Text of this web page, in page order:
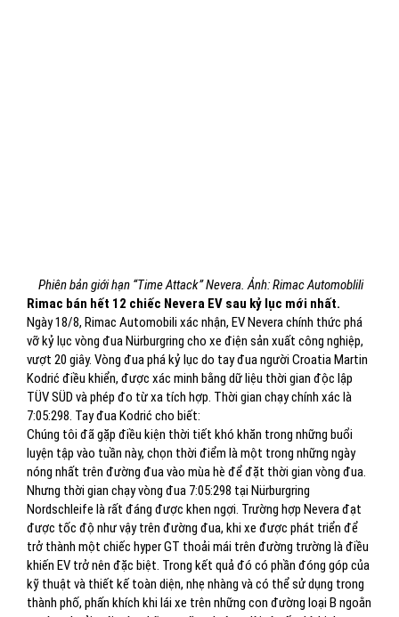
Phiên bản giới hạn “Time Attack” Nevera. Ảnh: Rimac Automoblili
Rimac bán hết 12 chiếc Nevera EV sau kỷ lục mới nhất.
Ngày 18/8, Rimac Automobili xác nhận, EV Nevera chính thức phá
vỡ kỷ lục vòng đua Nürburgring cho xe điện sản xuất công nghiệp,
vượt 20 giây. Vòng đua phá kỷ lục do tay đua người Croatia Martin
Kodrić điều khiển, được xác minh bằng dữ liệu thời gian độc lập
TÜV SÜD và phép đo từ xa tích hợp. Thời gian chạy chính xác là
7:05:298. Tay đua Kodrić cho biết:
Chúng tôi đã gặp điều kiện thời tiết khó khăn trong những buổi
luyện tập vào tuần này, chọn thời điểm là một trong những ngày
nóng nhất trên đường đua vào mùa hè để đặt thời gian vòng đua.
Nhưng thời gian chạy vòng đua 7:05:298 tại Nürburgring
Nordschleife là rất đáng được khen ngợi. Trường hợp Nevera đạt
được tốc độ như vậy trên đường đua, khi xe được phát triển để
trở thành một chiếc hyper GT thoải mái trên đường trường là điều
khiến EV trở nên đặc biệt. Trong kết quả đó có phần đóng góp của
kỹ thuật và thiết kế toàn diện, nhẹ nhàng và có thể sử dụng trong
thành phố, phấn khích khi lái xe trên những con đường loại B ngoằn